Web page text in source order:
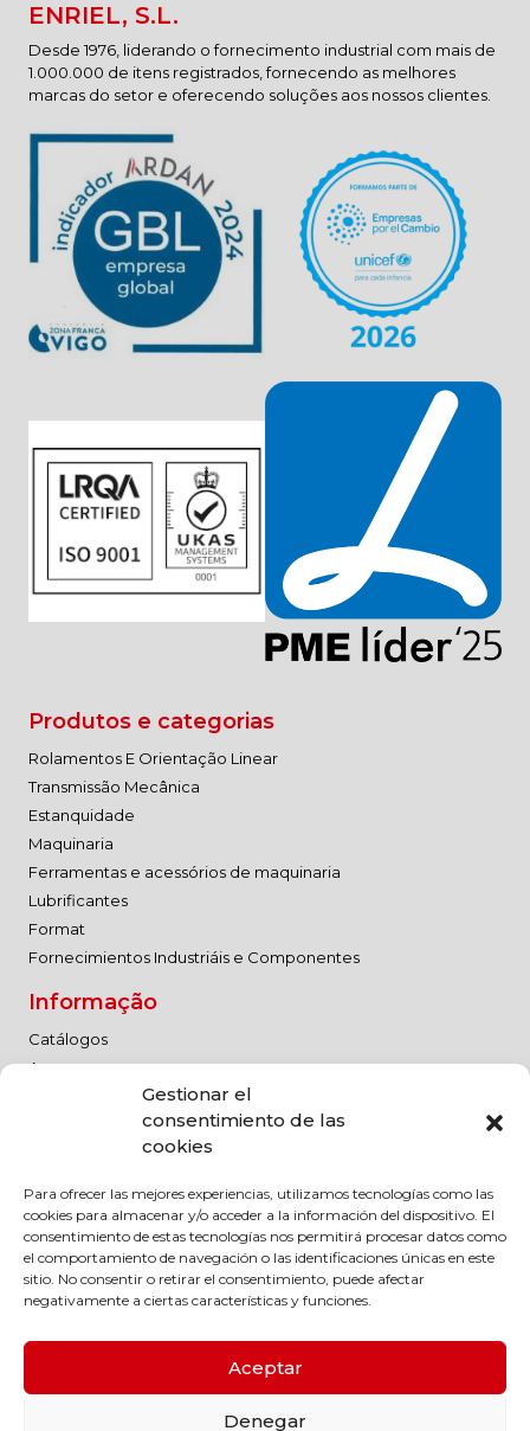
Gestionar el
consentimiento de las
cookies
Para ofrecer las mejores experiencias, utilizamos tecnologías como las
cookies para almacenar y/o acceder a la información del dispositivo. El
consentimiento de estas tecnologías nos permitirá procesar datos como
el comportamiento de navegación o las identificaciones únicas en este
sitio. No consentir o retirar el consentimiento, puede afectar
negativamente a ciertas características y funciones.
Aceptar
Denegar
ENRIEL, S.L.
Desde 1976, liderando o fornecimento industrial com mais de
1.000.000 de itens registrados, fornecendo as melhores
marcas do setor e oferecendo soluções aos nossos clientes.
Produtos e categorias
Rolamentos E Orientação Linear
Transmissão Mecânica
Estanquidade
Maquinaria
Ferramentas e acessórios de maquinaria
Lubrificantes
Format
Fornecimientos Industriáis e Componentes
Informação
Catálogos
As nossas marcas
Trabalhe connosco
Advertência jurídica
Advertência jurídica
Política de Privacidade
Política de cookies
Código de conduta
Política RSC